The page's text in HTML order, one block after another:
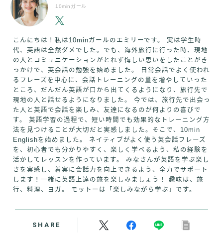
10minガール
こんにちは！私は10minガールのエミリーです。 実は学生時
代、英語は全然ダメでした。でも、海外旅行に行った時、現地
の人とコミュニケーションがとれず悔しい思いをしたことがき
っかけで、英会話の勉強を始めました。 日常会話でよく使われ
るフレーズを中心に、会話トレーニングの量を増やしていった
ところ、だんだん英語が口から出てくるようになり、旅行先で
現地の人と話せるようになりました。 今では、旅行先で出会っ
た人と英語で会話を楽しみ、友達になるのが何よりの喜びで
す。 英語学習の過程で、短い時間でも効果的なトレーニング方
法を見つけることが大切だと実感しました。そこで、10min
Englishを始めました。 ネイティブがよく使う英会話フレーズ
を、初心者でも分かりやすく、楽しく学べるよう、私の経験を
活かしてレッスンを作っています。 みなさんが英語を学ぶ楽し
さを実感し、着実に会話力を向上できるよう、全力でサポート
します！一緒に英語上達の旅を楽しみましょう！ 趣味は、旅
行、料理、ヨガ。 モットーは「楽しみながら学ぶ」です。
SHARE